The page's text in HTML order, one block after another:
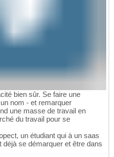
bien sûr. Se faire une
nom - et remarquer
une masse de travail en
du travail pour se
un étudiant qui à un saas
se démarquer et être dans